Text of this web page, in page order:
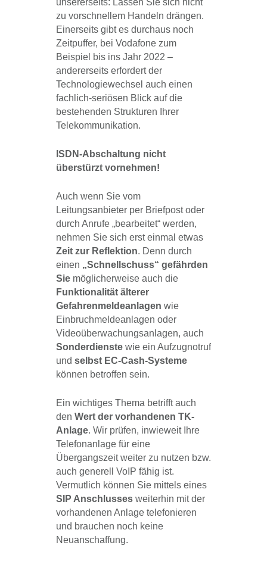
unsererseits: Lassen Sie sich nicht
zu vorschnellem Handeln drängen.
Einerseits gibt es durchaus noch
Zeitpuffer, bei Vodafone zum
Beispiel bis ins Jahr 2022 –
andererseits erfordert der
Technologiewechsel auch einen
fachlich-seriösen Blick auf die
bestehenden Strukturen Ihrer
Telekommunikation.
ISDN-Abschaltung nicht
überstürzt vornehmen!
Auch wenn Sie vom
Leitungsanbieter per Briefpost oder
durch Anrufe „bearbeitet“ werden,
nehmen Sie sich erst einmal etwas
Zeit zur Reflektion. Denn durch
einen „Schnellschuss“ gefährden
Sie möglicherweise auch die
Funktionalität älterer
Gefahrenmeldeanlagen wie
Einbruchmeldeanlagen oder
Videoüberwachungsanlagen, auch
Sonderdienste wie ein Aufzugnotruf
und selbst EC-Cash-Systeme
können betroffen sein.
Ein wichtiges Thema betrifft auch
den Wert der vorhandenen TK-
Anlage. Wir prüfen, inwieweit Ihre
Telefonanlage für eine
Übergangszeit weiter zu nutzen bzw.
auch generell VoIP fähig ist.
Vermutlich können Sie mittels eines
SIP Anschlusses weiterhin mit der
vorhandenen Anlage telefonieren
und brauchen noch keine
Neuanschaffung.